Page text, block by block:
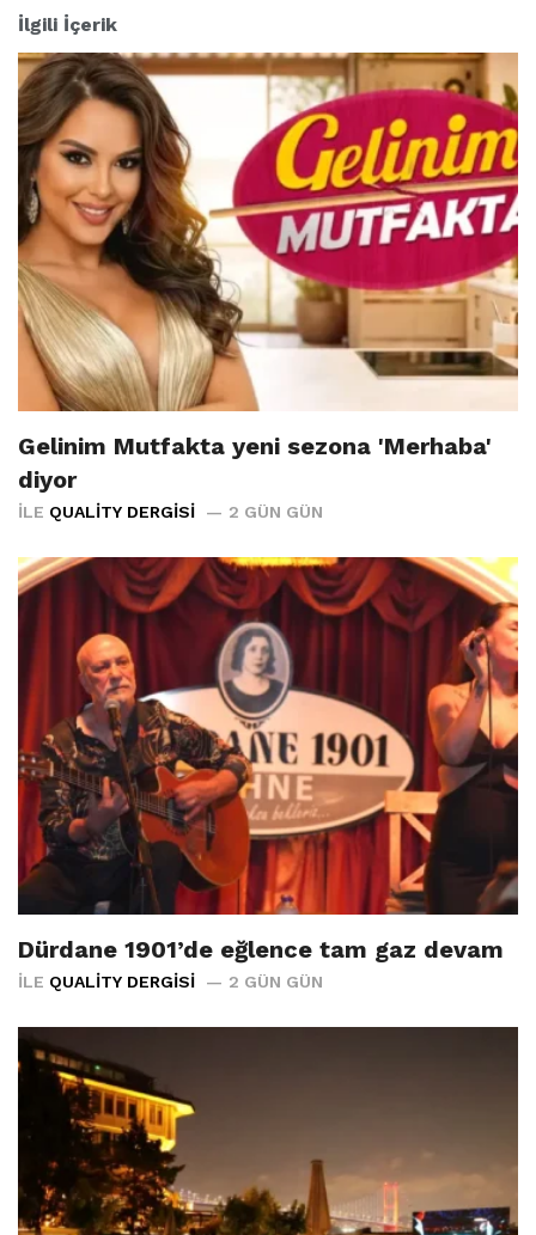
İlgili İçerik
Gelinim Mutfakta yeni sezona 'Merhaba'
diyor
İLE QUALITY DERGISI 2 GÜN GÜN
Dürdane 1901’de eğlence tam gaz devam
İLE QUALITY DERGISI 2 GÜN GÜN